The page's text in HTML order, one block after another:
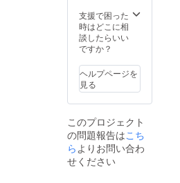
XL、
XXL、
となり
ます。
サイズ
を備考
欄にご
入力く
い。 ※
よみと
んラグ
ランは
１６０
支援で困った
時はどこに相
談したらいい
ですか？
ヘルプページを
見る
このプロジェクト
の問題報告はこち
らよりお問い合わ
せください